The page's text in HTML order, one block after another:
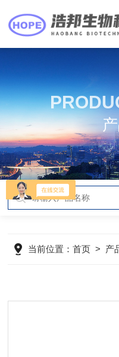
当前位置：首页 > 产